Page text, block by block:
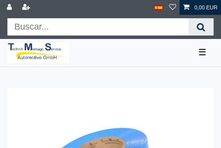
0,00 EUR
☰